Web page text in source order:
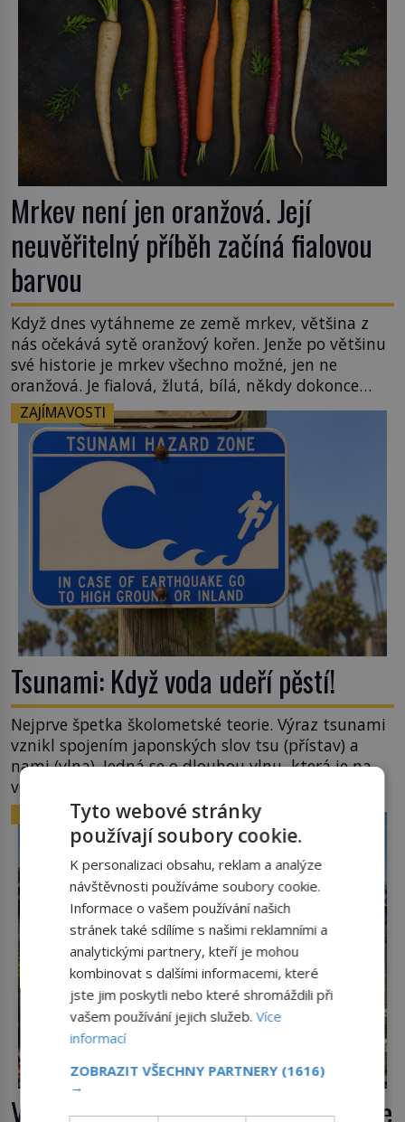
Mrkev není jen oranžová. Její
neuvěřitelný příběh začíná fialovou
barvou
Když dnes vytáhneme ze země mrkev, většina z
nás očekává sytě oranžový kořen. Jenže po většinu
své historie je mrkev všechno možné, jen ne
oranžová. Je fialová, žlutá, bílá, někdy dokonce
téměř černá. Až díky stovkám let pečlivého
šlechtění se z ní stává zelenina, bez které si českou
zahradu ani nedokážeme představit. Její příběh je
ZAJÍMAVOSTI
Tsunami: Když voda udeří pěstí!
Nejprve špetka školometské teorie. Výraz tsunami
vznikl spojením japonských slov tsu (přístav) a
nami (vlna). Jedná se o dlouhou vlnu, která je na
volném moři takřka nepostřehnutelná. Ačkoli je
vlnová délka tsunami i 300 kilometrů, výška vlny
na volném moři je maximálně 1,5 metru. Máme se
podobné obří vlny obávat i v Evropě? Vznik
tsunami si […]
ZAJÍMAVOSTI
Veselý hřbitov v Rumunsku: Proč zde
Tyto webové stránky
používají soubory cookie.
K personalizaci obsahu, reklam a analýze
návštěvnosti používáme soubory cookie.
Informace o vašem používání našich
stránek také sdílíme s našimi reklamními a
analytickými partnery, kteří je mohou
kombinovat s dalšími informacemi, které
jste jim poskytli nebo které shromáždili při
vašem používání jejich služeb.Více
informací
ZOBRAZIT VŠECHNY PARTNERY (1616)
→